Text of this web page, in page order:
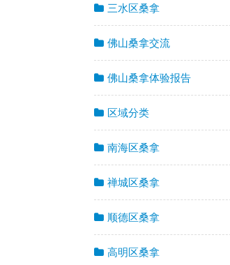
三水区桑拿
佛山桑拿交流
佛山桑拿体验报告
区域分类
南海区桑拿
禅城区桑拿
顺德区桑拿
高明区桑拿